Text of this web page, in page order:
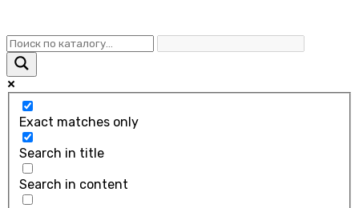
Exact matches only
Search in title
Search in content